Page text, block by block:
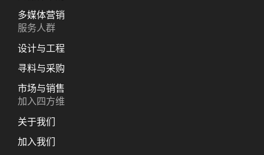
多媒体营销
服务人群
设计与工程
寻料与采购
市场与销售
加入四方维
关于我们
加入我们